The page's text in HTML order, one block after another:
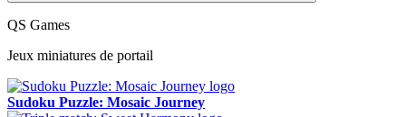
QS Games
Jeux miniatures de portail
Sudoku Puzzle: Mosaic Journey